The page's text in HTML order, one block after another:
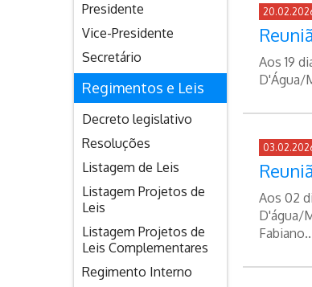
Aos 19
D'Água/
Aos 02
D'água/
Presidente
Vice-Presidente
Secretário
Regimentos e Leis
Decreto legislativo
Resoluções
Listagem de Leis
Listagem Projetos de
Leis
Listagem Projetos de
Leis Complementares
Regimento Interno